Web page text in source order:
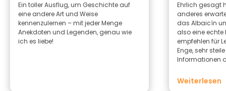
Ein toller Ausflug, um Geschichte auf
eine andere Art und Weise
kennenzulernen – mit jeder Menge
Anekdoten und Legenden, genau wie
ich es liebe!
Ehrlich gesagt
anderes
das Albaicín
also eine echte
empfehlen für
Enge, sehr
Informationen
legten
Weiterlesen